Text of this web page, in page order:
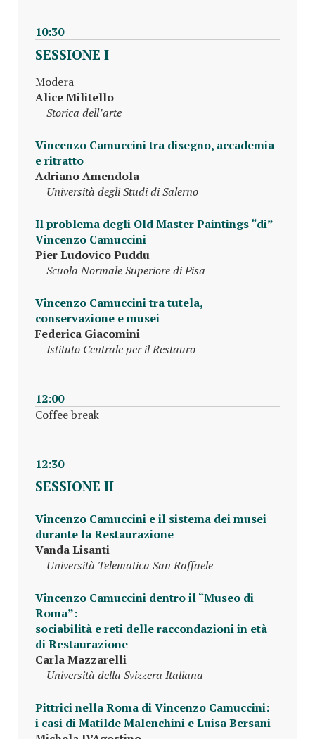
10:30
SESSIONE I
Modera
Alice Militello
Storica dell’arte
Vincenzo Camuccini tra disegno, accademia
e ritratto
Adriano Amendola
Università degli Studi di Salerno
Il problema degli Old Master Paintings “di”
Vincenzo Camuccini
Pier Ludovico Puddu
Scuola Normale Superiore di Pisa
Vincenzo Camuccini tra tutela,
conservazione e musei
Federica Giacomini
Istituto Centrale per il Restauro
12:00
Coffee break
12:30
SESSIONE II
Vincenzo Camuccini e il sistema dei musei
durante la Restaurazione
Vanda Lisanti
Università Telematica San Raffaele
Vincenzo Camuccini dentro il “Museo di
Roma”:
sociabilità e reti delle raccondazioni in età
di Restaurazione
Carla Mazzarelli
Università della Svizzera Italiana
Pittrici nella Roma di Vincenzo Camuccini:
i casi di Matilde Malenchini e Luisa Bersani